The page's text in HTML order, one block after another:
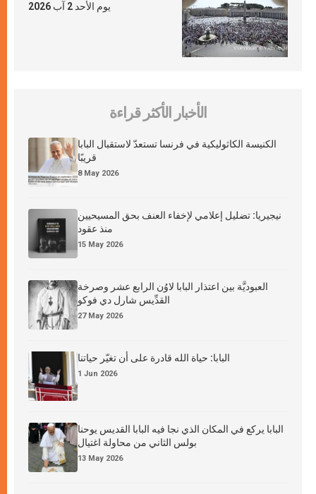
يوم الأحد 2 آب 2026
الأخبار الأكثر قراءة
الكنيسة الكاثوليكية في فرنسا تستعدّ لاستقبال البابا
قريبًا
8 May 2026
نيجيريا: تضليل إعلامي لإخفاء العنف بحق المسيحيين
منذ عقود
15 May 2026
العبوديَّة بين اعتذار البابا لاوُن الرابع عشر وصرخة
القدِّيس شارل دي فوكو
27 May 2026
البابا: حياة الله قادرة على أن تغيّر حياتنا
1 Jun 2026
البابا يركع في المكان الذي نجا فيه البابا القديس يوحنا
بولس الثاني من محاولة اغتيال
13 May 2026